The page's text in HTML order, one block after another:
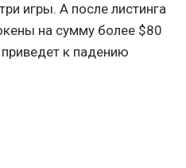
игры. А после листинга
на сумму более $80
к падению